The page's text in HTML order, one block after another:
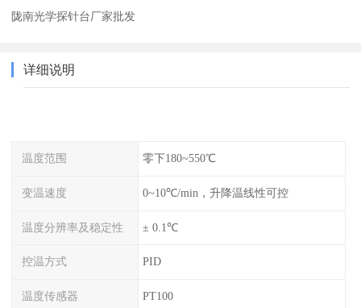
陇南光学探针台厂家批发
详细说明
温度范围 零下180~550℃
变温速度 0~10℃/min，升降温线性可控
温度分辨率及稳定性 ± 0.1℃
控温方式 PID
温度传感器 PT100